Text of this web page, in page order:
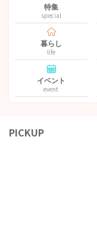
特集
special
暮らし
life
イベント
event
PICKUP